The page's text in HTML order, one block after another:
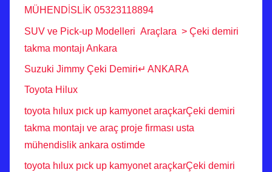
MÜHENDİSLİK 05323118894
SUV ve Pick-up Modelleri Araçlara > Çeki demiri
takma montajı Ankara
Suzuki Jimmy Çeki Demiri↵ ANKARA
Toyota Hilux
toyota hılux pıck up kamyonet araçkarÇeki demiri
takma montajı ve araç proje firması usta
mühendislik ankara ostimde
toyota hılux pıck up kamyonet araçkarÇeki demiri